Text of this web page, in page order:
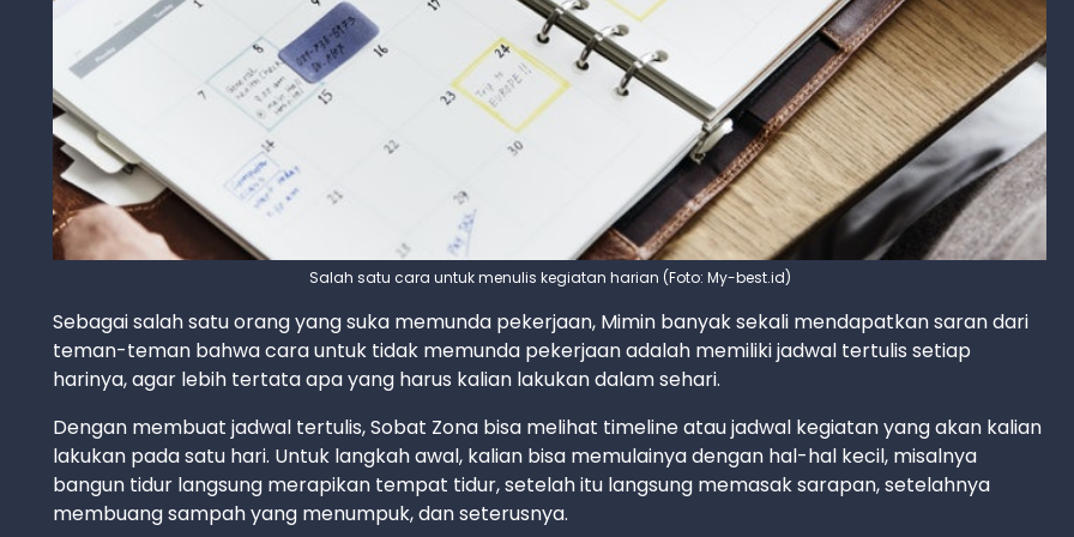
Salah satu cara untuk menulis kegiatan harian (Foto: My-best.id)
Sebagai salah satu orang yang suka memunda pekerjaan, Mimin banyak sekali mendapatkan saran dari
teman-teman bahwa cara untuk tidak memunda pekerjaan adalah memiliki jadwal tertulis setiap
harinya, agar lebih tertata apa yang harus kalian lakukan dalam sehari.
Dengan membuat jadwal tertulis, Sobat Zona bisa melihat timeline atau jadwal kegiatan yang akan kalian
lakukan pada satu hari. Untuk langkah awal, kalian bisa memulainya dengan hal-hal kecil, misalnya
bangun tidur langsung merapikan tempat tidur, setelah itu langsung memasak sarapan, setelahnya
membuang sampah yang menumpuk, dan seterusnya.